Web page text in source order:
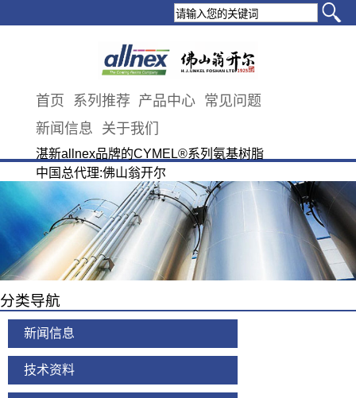
首页 系列推荐 产品中心 常见问题
新闻信息
关于我们
湛新allnex品牌的CYMEL®系列氨基树脂
中国总代理:佛山翁开尔
分类导航
新闻信息
技术资料